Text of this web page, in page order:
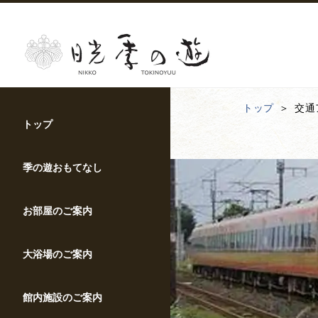
トップ
季の遊おもてなし
お部屋のご案内
大浴場のご案内
館内施設のご案内
トップ 交通